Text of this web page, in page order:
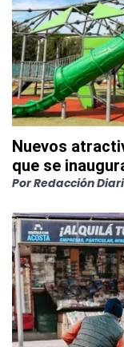
Nuevos
que se
PorRedacción